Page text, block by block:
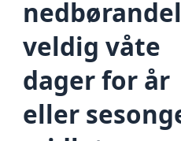
veldig våte
dager for år
eller